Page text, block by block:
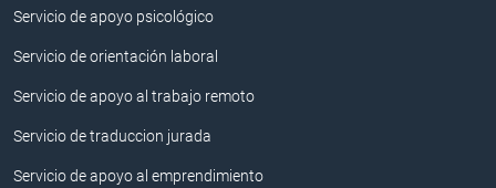
Servicio de apoyo psicológico
Servicio de orientación laboral
Servicio de apoyo al trabajo remoto
Servicio de traduccion jurada
Servicio de apoyo al emprendimiento